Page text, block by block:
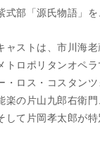
式部「源氏物語」
ャストは、市川海
トロポリタンオペ
・ロス・コスタン
楽の片山九郎右衛
して片岡孝太郎が